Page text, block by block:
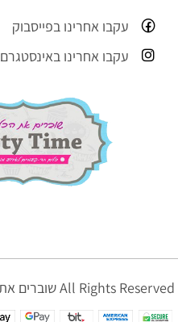
עקבו אחרינו בפייסבוק
עקבו אחרינו באינסטגרם
שוברים את הכלים © 2022 All Rights Reserved